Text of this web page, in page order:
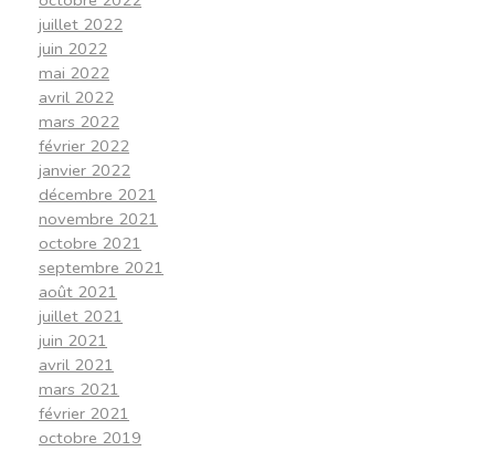
juillet 2022
juin 2022
mai 2022
avril 2022
mars 2022
février 2022
janvier 2022
décembre 2021
novembre 2021
octobre 2021
septembre 2021
août 2021
juillet 2021
juin 2021
avril 2021
mars 2021
février 2021
octobre 2019